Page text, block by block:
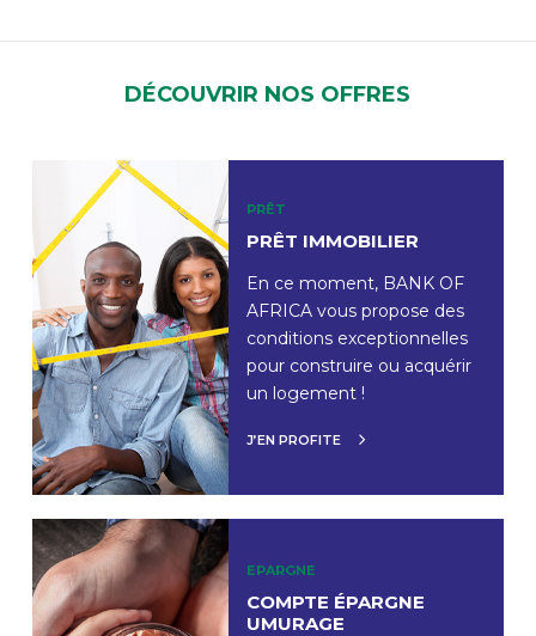
DÉCOUVRIR NOS OFFRES
PRÊT
PRÊT IMMOBILIER
En ce moment, BANK OF
AFRICA vous propose des
conditions exceptionnelles
pour construire ou acquérir
un logement !
J’EN PROFITE
EPARGNE
COMPTE ÉPARGNE
UMURAGE